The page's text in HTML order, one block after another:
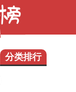
分类排行